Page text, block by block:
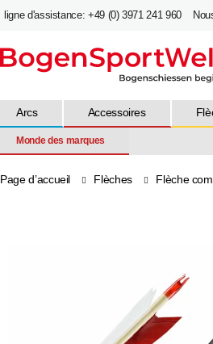
ligne d'assistance: +49 (0) 3971 241 960
Arcs Accessoires
Monde des marques
Page d’accueil Flèches Flèche